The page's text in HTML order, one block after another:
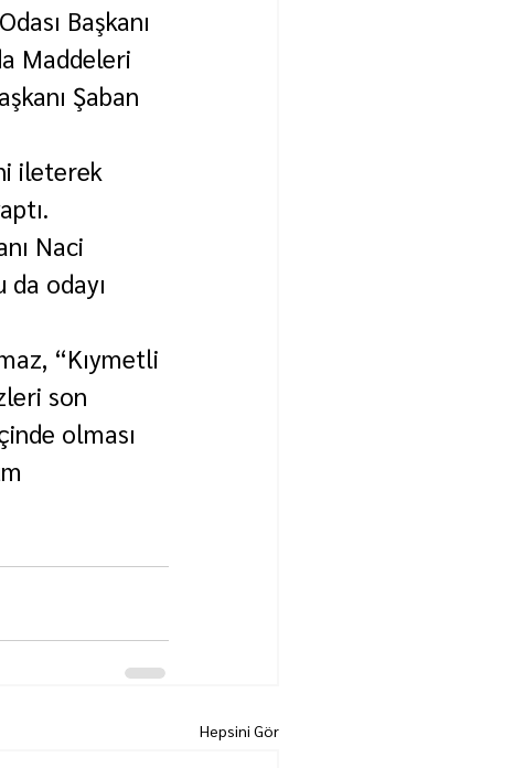
Başkanı
Maddeleri
Şaban
ileterek
Naci
odayı
“Kıymetli
son
olması
Hepsini Gör